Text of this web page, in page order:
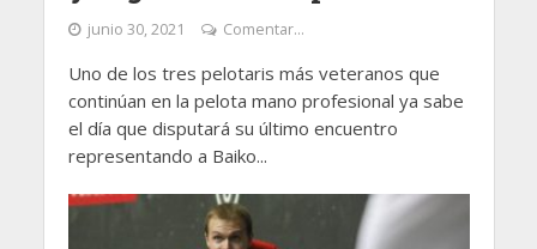
junio 30, 2021 Comentar...
Uno de los tres pelotaris más veteranos que
continúan en la pelota mano profesional ya sabe
el día que disputará su último encuentro
representando a Baiko...